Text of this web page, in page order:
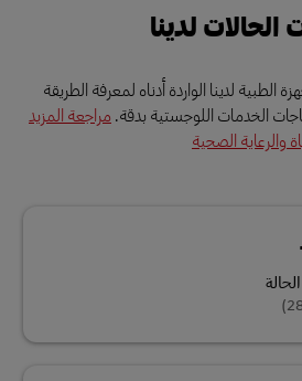
لدينا
لدينا الواردة أدناه لمعرفة الطريقة
مراجعة المزيد
والرعاية الصحية